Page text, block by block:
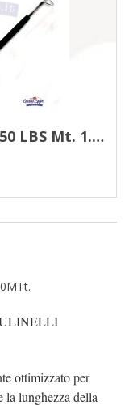
CANNA FLORIDA STAND-UP 50 LBS Mt. 1.70
ottimizzato per
lunghezza della